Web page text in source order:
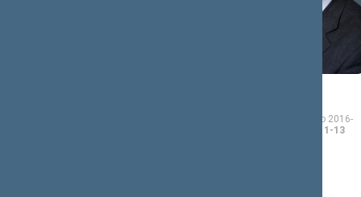
Seimo narys nuo 2016-
iki 2020-11-13